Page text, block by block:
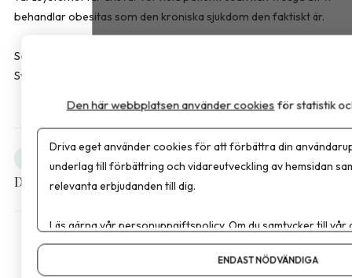
behandlar obesitas som den kroniska sjukdom den faktiskt är.
Sara Bussqvist är leg. dietist och produktspecialist hos FitForMe,
Sverige som erbjuder kosttillskott inom överviktsvård.
Dela artikeln
Den här webbplatsen använder cookies för statistik
Driva eget använder cookies för att förbättra din
underlag till förbättring och vidareutveckling av hemsidan
relevanta erbjudanden till dig.
Läs gärna vårpersonuppgiftspolicy. Om du samtycker till vår
Om du vill ändra ditt val i efterhand hittar du den möjligheten
ENDAST NÖDVÄNDIGA